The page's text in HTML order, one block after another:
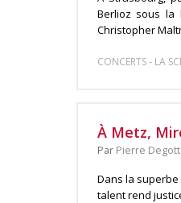
Berlioz sous la
Christopher
CONCERTS- LA
À Metz,
Par Pierre Degott
Dans la
talent rend